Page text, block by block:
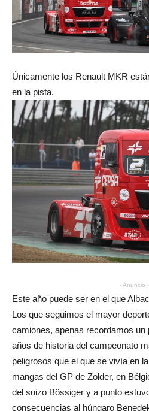
Únicamente los Renault MKR
en la pista.
- Anuncio -
Este año puede ser en el que
Los que seguimos el mayor
camiones, apenas recordamos un
años de historia del campeonato
peligrosos que el que se vivía en
mangas del GP de Zolder, en
del suizo Bössiger y a punto
consecuencias al húngaro